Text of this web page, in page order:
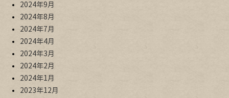
2024年9月
2024年8月
2024年7月
2024年4月
2024年3月
2024年2月
2024年1月
2023年12月